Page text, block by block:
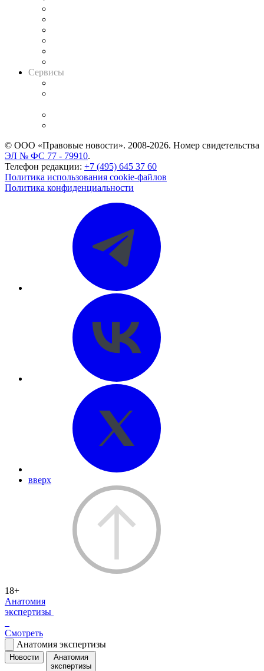
Сервисы
© ООО «Правовые новости». 2008-2026. Номер свидетельства
ЭЛ № ФС 77 - 79910.
Телефон редакции: +7 (495) 645 37 60
Политика использования cookie-файлов
Политика конфиденциальности
вверх
18+
Анатомия
экспертизы
Смотреть
Анатомия экспертизы
Новости
Анатомия
экспертизы